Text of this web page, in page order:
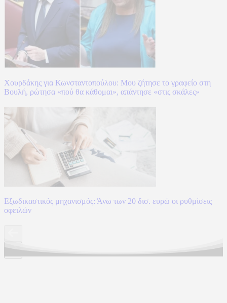
Χουρδάκης για Κωνσταντοπούλου: Μου ζήτησε το γραφείο στη
Βουλή, ρώτησα «πού θα κάθομαι», απάντησε «στις σκάλες»
Εξωδικαστικός μηχανισμός: Άνω των 20 δισ. ευρώ οι ρυθμίσεις
οφειλών